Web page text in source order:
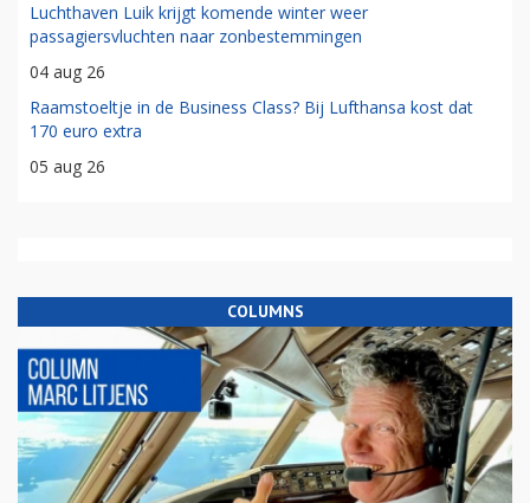
Luchthaven Luik krijgt komende winter weer
passagiersvluchten naar zonbestemmingen
04 aug 26
Raamstoeltje in de Business Class? Bij Lufthansa kost dat
170 euro extra
05 aug 26
COLUMNS